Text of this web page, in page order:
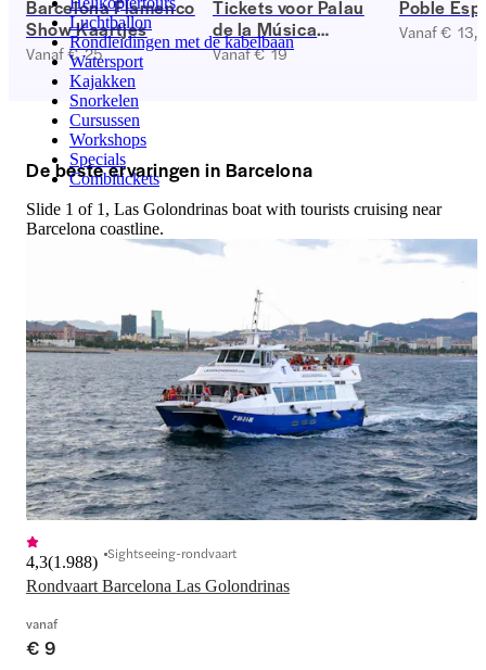
Luchtballon
Rondleidingen met de kabelbaan
Watersport
Kajakken
Snorkelen
Cursussen
Workshops
Specials
Combitickets
Barcelona Flamenco
Show Kaartjes
Vanaf € 25
Tickets voor Palau
de la Música
Catalana
Vanaf € 19
Poble
Vanaf €
De beste ervaringen in Barcelona
Slide 1 of 1, Las Golondrinas boat with tourists cruising near
Barcelona coastline.
Rondvaart Barcelona Las Golondrinas
4,3(1.988) Sightseeing-rondvaart
vanaf
€ 9